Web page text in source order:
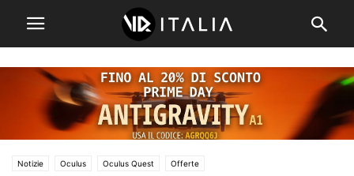
Notizie Oculus Oculus Quest Offerte